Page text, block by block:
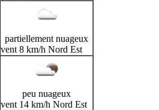
partiellement nuageux
vent 8 km/h Nord Est
peu nuageux
vent 14 km/h Nord Est